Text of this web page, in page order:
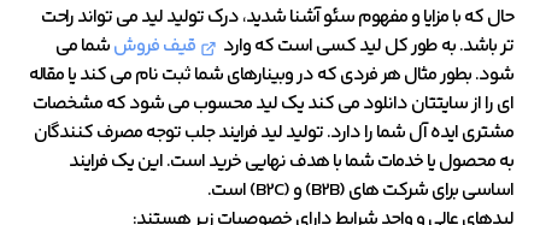
حال که با مزایا و مفهوم سئو آشنا شدید، درک تولید لید می تواند راحت
تر باشد. به طور کل لید کسی است که وارد
قیف فروششما می
شود. بطور مثال هر فردی که در وبینارهای شما ثبت نام می کند یا مقاله
ای را از سایتتان دانلود می کند یک لید محسوب می شود که مشخصات
مشتری ایده آل شما را دارد. تولید لید فرایند جلب توجه مصرف کنندگان
به محصول یا خدمات شما با هدف نهایی خرید است. این یک فرایند
اساسی برای شرکت های (B2B) و (B2C) است.